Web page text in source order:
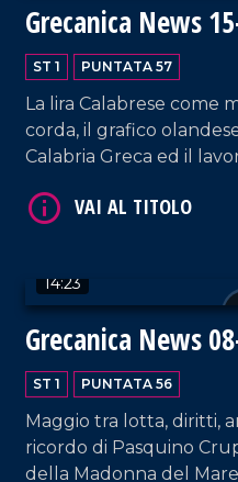
Grecanica News
ST 1 PUNTATA 57
La lira Calabrese come
corda, il grafico
Calabria Greca ed il
paesaggio: dal Sud al
14:23
Grecanica News
ST 1 PUNTATA 56
Maggio tra lotta, diritti,
ricordo di Pasquino
della Madonna del
VAI AL TITOLO
VAI AL TITOLO